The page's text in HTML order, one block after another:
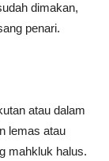
dimakan,
penari.
atau dalam
lemas atau
mahkluk halus.